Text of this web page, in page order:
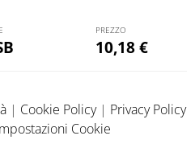
10,18€
| Cookie Policy| Privacy Policy
Cookie